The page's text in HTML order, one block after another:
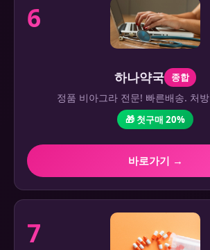
6
하나약국 종합
정품 비아그라 전문! 빠른배송. 처
🎁 첫구매 20%
바로가기 →
7